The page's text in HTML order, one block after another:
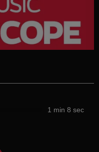
1 min 8 sec